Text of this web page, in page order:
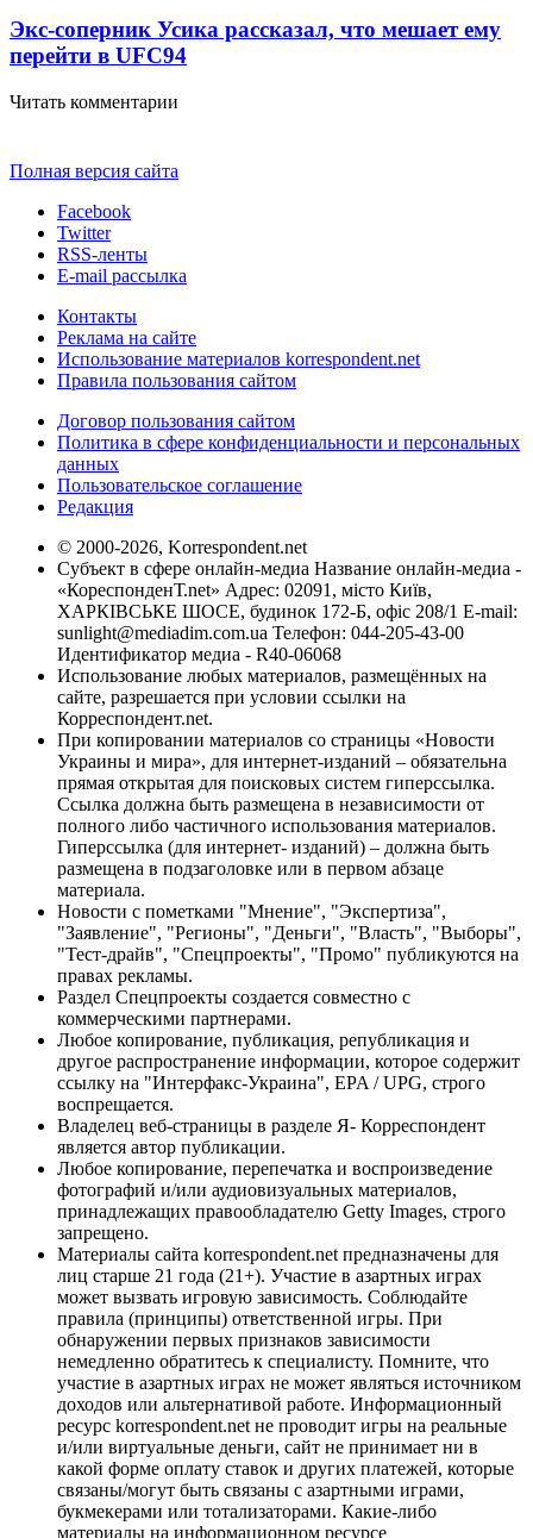
Экс-соперник Усика рассказал, что мешает ему
перейти в UFC94
Читать комментарии
Полная версия сайта
Facebook
Twitter
RSS-ленты
E-mail рассылка
Контакты
Реклама на сайте
Использование материалов korrespondent.net
Правила пользования сайтом
Договор пользования сайтом
Политика в сфере конфиденциальности и персональных
данных
Пользовательское соглашение
Редакция
© 2000-2026, Korrespondent.net
Субъект в сфере онлайн-медиа Название онлайн-медиа -
«КореспонденТ.net» Адрес: 02091, місто Київ,
ХАРКІВСЬКЕ ШОСЕ, будинок 172-Б, офіс 208/1 E-mail:
sunlight@mediadim.com.ua Телефон: 044-205-43-00
Идентификатор медиа - R40-06068
Использование любых материалов, размещённых на
сайте, разрешается при условии ссылки на
Корреспондент.net.
При копировании материалов со страницы «Новости
Украины и мира», для интернет-изданий – обязательна
прямая открытая для поисковых систем гиперссылка.
Ссылка должна быть размещена в независимости от
полного либо частичного использования материалов.
Гиперссылка (для интернет- изданий) – должна быть
размещена в подзаголовке или в первом абзаце
материала.
Новости с пометками "Мнение", "Экспертиза",
"Заявление", "Регионы", "Деньги", "Власть", "Выборы",
"Тест-драйв", "Спецпроекты", "Промо" публикуются на
правах рекламы.
Раздел Спецпроекты создается совместно с
коммерческими партнерами.
Любое копирование, публикация, републикация и
другое распространение информации, которое содержит
ссылку на "Интерфакс-Украина", EPA / UPG, строго
воспрещается.
Владелец веб-страницы в разделе Я- Корреспондент
является автор публикации.
Любое копирование, перепечатка и воспроизведение
фотографий и/или аудиовизуальных материалов,
принадлежащих правообладателю Getty Images, строго
запрещено.
Материалы сайта korrespondent.net предназначены для
лиц старше 21 года (21+). Участие в азартных играх
может вызвать игровую зависимость. Соблюдайте
правила (принципы) ответственной игры. При
обнаружении первых признаков зависимости
немедленно обратитесь к специалисту. Помните, что
участие в азартных играх не может являться источником
доходов или альтернативой работе. Информационный
ресурс korrespondent.net не проводит игры на реальные
и/или виртуальные деньги, сайт не принимает ни в
какой форме оплату ставок и других платежей, которые
связаны/могут быть связаны с азартными играми,
букмекерами или тотализаторами. Какие-либо
материалы на информационном ресурсе